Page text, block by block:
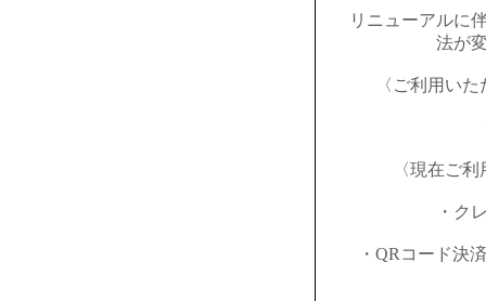
リニューアルに
法が
〈ご利用い
〈現在ご
・ク
・QRコード決